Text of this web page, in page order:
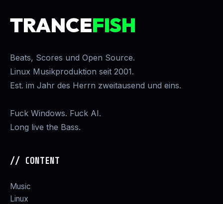
TRANCEFISH
Beats, Scores und Open Source.
Linux Musikproduktion seit 2001.
Est. im Jahr des Herrn zweitausend und eins.
Fuck Windows. Fuck AI.
Long live the Bass.
// CONTENT
Music
Linux